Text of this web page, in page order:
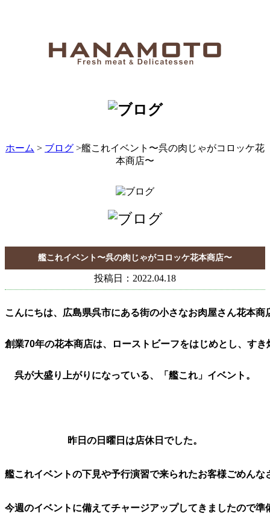
ホーム > ブログ >艦これイベント〜呉の肉じゃがコロッケ花
本商店〜
艦これイベント〜呉の肉じゃがコロッケ花本商店〜
投稿日：2022.04.18
創業70年の花本商店は、ローストビーフをはじめとし、す
呉が大盛り上がりになっている、「艦これ」イベント。
昨日の日曜日は店休日でした。
艦これイベントの下見や予行演習で来られたお客様ごめんな
今週のイベントに備えてチャージアップしてきましたので準